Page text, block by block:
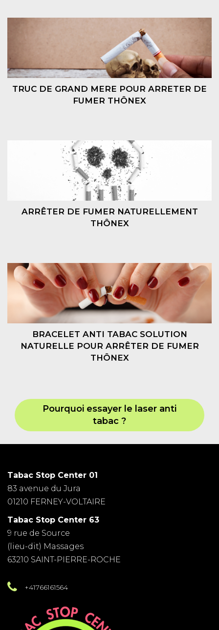
TRUC DE GRAND MERE POUR ARRETER DE
FUMER THÔNEX
ARRÊTER DE FUMER NATURELLEMENT
THÔNEX
BRACELET ANTI TABAC SOLUTION
NATURELLE POUR ARRÊTER DE FUMER
THÔNEX
Pourquoi essayer le laser anti
tabac ?
Tabac Stop Center 01
83 avenue du Jura
01210 FERNEY-VOLTAIRE
Tabac Stop Center 63
9 rue de Source
(lieu-dit) Massages
63210 SAINT-PIERRE-ROCHE
+41766161564